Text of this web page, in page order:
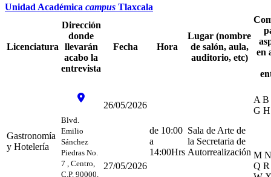
Unidad Académica campus Tlaxcala
Licenciatura
Dirección
donde
llevarán
acabo la
entrevista
Fecha Hora
Lugar (nombre
de salón, aula,
auditorio, etc)
en
Gastronomía
y Hotelería
Blvd.
Emilio
Sánchez
Piedras No.
7 , Centro,
C.P. 90000,
26/05/2026
de 10:00
a
14:00Hrs
Sala de Arte de
la Secretaria de
Autorrealización
A B
G
27/05/2026
M
Q